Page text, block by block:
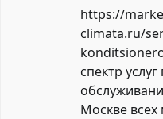
https://
climata.ru/
спектр
Москве